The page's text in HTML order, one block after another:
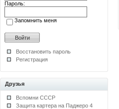
Пароль:
Запомнить меня
Восстановить пароль
Регистрация
Друзья
Вспомни СССР
Защита картера на Паджеро 4